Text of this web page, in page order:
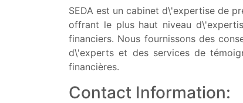
SEDA est un cabinet d\'expertise de
offrant le plus haut niveau
financiers. Nous fournissons des
d\'experts et des services de
financières.
Contact Information: